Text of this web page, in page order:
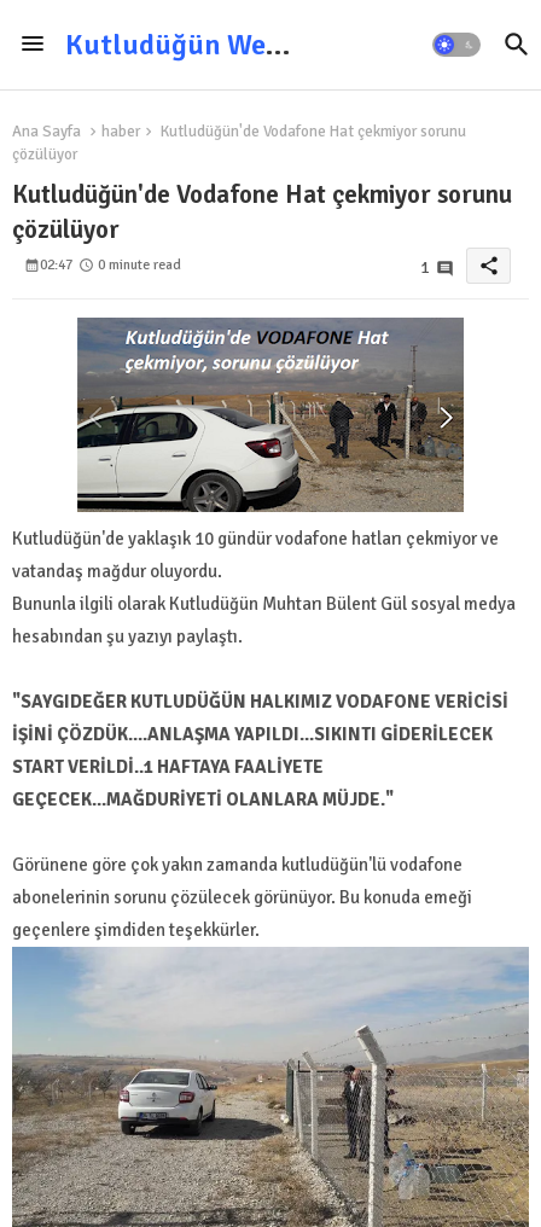
Kutludüğün Web Sitesi
Ana Sayfa haber
Kutludüğün'de Vodafone Hat çekmiyor sorunu
çözülüyor
Kutludüğün'de Vodafone Hat çekmiyor sorunu
çözülüyor
02:47 0 minute read 1 share
Kutludüğün'de yaklaşık 10 gündür vodafone hatları çekmiyor ve
vatandaş mağdur oluyordu.
Bununla ilgili olarak Kutludüğün Muhtarı Bülent Gül sosyal medya
hesabından şu yazıyı paylaştı.
"SAYGIDEĞER KUTLUDÜĞÜN HALKIMIZ VODAFONE VERİCİSİ
İŞİNİ ÇÖZDÜK....ANLAŞMA YAPILDI...SIKINTI GİDERİLECEK
START VERİLDİ..1 HAFTAYA FAALİYETE
GEÇECEK...MAĞDURİYETİ OLANLARA MÜJDE."
Görünene göre çok yakın zamanda kutludüğün'lü vodafone
abonelerinin sorunu çözülecek görünüyor. Bu konuda emeği
geçenlere şimdiden teşekkürler.